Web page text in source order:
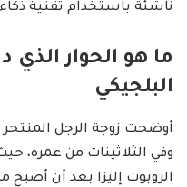
ناشئة باستخدام تقنية
ما هو الحوار الذي
البلجيكي
أوضحت زوجة الرجل
وفي الثلاثينات من عمره،
الروبوت إليزا بعد أن